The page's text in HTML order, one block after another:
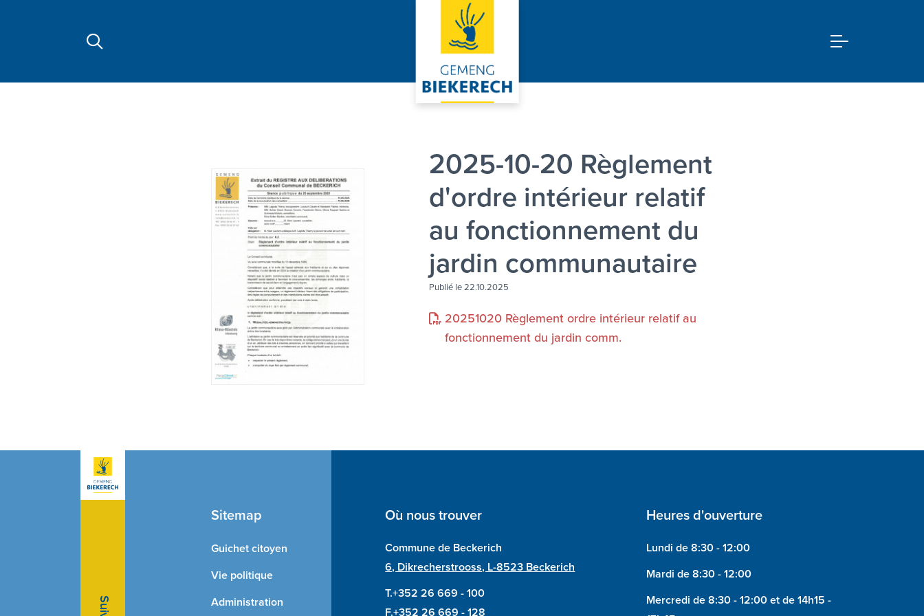
2025-10-20 Règlement
d'ordre intérieur relatif
au fonctionnement du
jardin communautaire
Publié le 22.10.2025
20251020 Règlement ordre intérieur relatif au
fonctionnement du jardin comm.
Sitemap
Guichet citoyen
Vie politique
Administration
Où nous trouver
Commune de Beckerich
6, Dikrecherstrooss, L-8523 Beckerich
T.+352 26 669 - 100
F.+352 26 669 - 128
Heures d'ouverture
Lundi de 8:30 - 12:00
Mardi de 8:30 - 12:00
Mercredi de 8:30 - 12:00 et de 14h15 -